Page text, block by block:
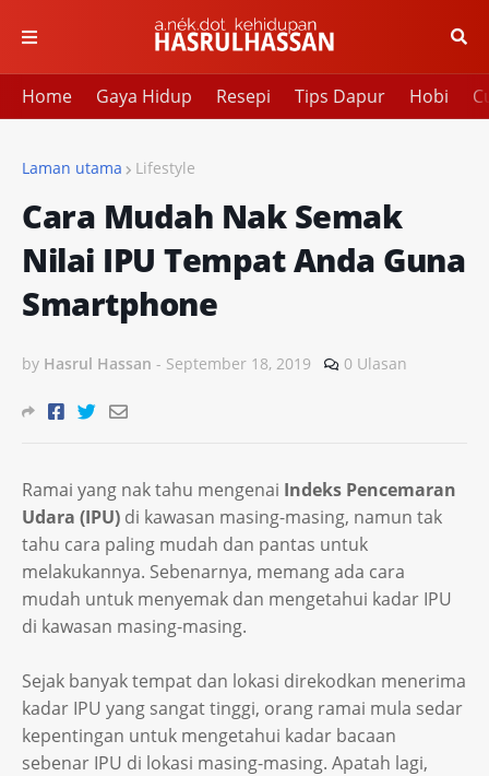
Home Gaya Hidup Resepi Tips Dapur Hobi
Laman utama Lifestyle
Cara Mudah Nak Semak
Nilai IPU Tempat Anda Guna
Smartphone
by Hasrul Hassan - September 18, 2019 0 Ulasan
Ramai yang nak tahu mengenai Indeks Pencemaran
Udara (IPU) di kawasan masing-masing, namun tak
tahu cara paling mudah dan pantas untuk
melakukannya. Sebenarnya, memang ada cara
mudah untuk menyemak dan mengetahui kadar IPU
di kawasan masing-masing.
Sejak banyak tempat dan lokasi direkodkan menerima
kadar IPU yang sangat tinggi, orang ramai mula sedar
kepentingan untuk mengetahui kadar bacaan
sebenar IPU di lokasi masing-masing. Apatah lagi,